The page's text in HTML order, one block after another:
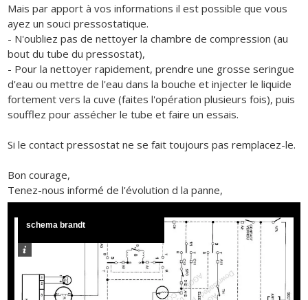
Mais par apport à vos informations il est possible que vous
ayez un souci pressostatique.
- N'oubliez pas de nettoyer la chambre de compression (au
bout du tube du pressostat),
- Pour la nettoyer rapidement, prendre une grosse seringue
d'eau ou mettre de l'eau dans la bouche et injecter le liquide
fortement vers la cuve (faites l'opération plusieurs fois), puis
soufflez pour assécher le tube et faire un essais.
Si le contact pressostat ne se fait toujours pas remplacez-le.
Bon courage,
Tenez-nous informé de l'évolution d la panne,
schema brandt